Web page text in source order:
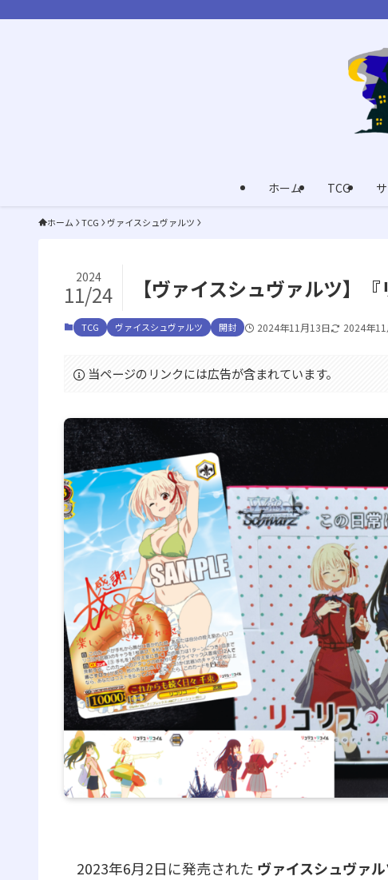
ホーム TCG
ホーム TCG ヴァイスシュヴァルツ
【ヴァイスシュヴァルツ】
2024
11/24
TCG ヴァイスシュヴァルツ 開封 2024年11月13日 2024年
当ページのリンクには広告が含まれています。
2023年6月2日に発売された ヴァイスシュヴァ